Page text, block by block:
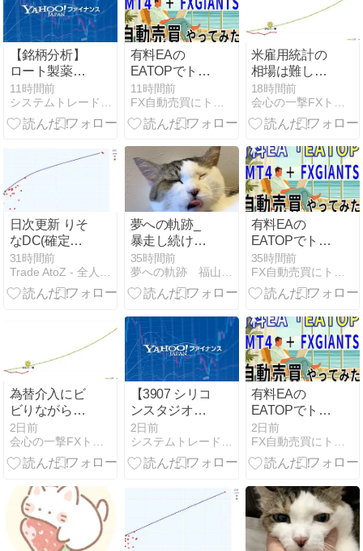
【銘柄分析】
ロート製薬
（4527）：好
業績と円安恩
恵が市場を動
11時間前
有料EAの
EATOPでトレ
ードやってみ
た：第282日
11時間前
米雇用統計の
相場は難し
い！ 8/7(金)ト
レード結果
18時間前
日次更新 りそ
なDC(確定拠
出年金)・投資
信託/NISA ポ
ートフォリオ
年・全期間] –
2026-08-07
31時間前
夢への軌跡_
暴走し続ける
らしいです。
（笑）
35時間前
有料EAの
EATOPでトレ
ードやってみ
た：第281日
35時間前
為替介入にビ
ビりながらの
会心の一撃！
8/6(木)トレー
ド結果
2日前
【3907 シリコ
ンスタジオ】
生成AI時代の
真の価値を見
極めろ：急騰
2日前
有料EAの
EATOPでトレ
ードやってみ
た：第280日
2日前